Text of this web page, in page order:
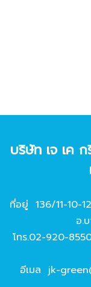
บริษัท เจ เค
ที่อยู่ 136/11-10-
อ.
โทร.02-920-8550
อีเมล jk-